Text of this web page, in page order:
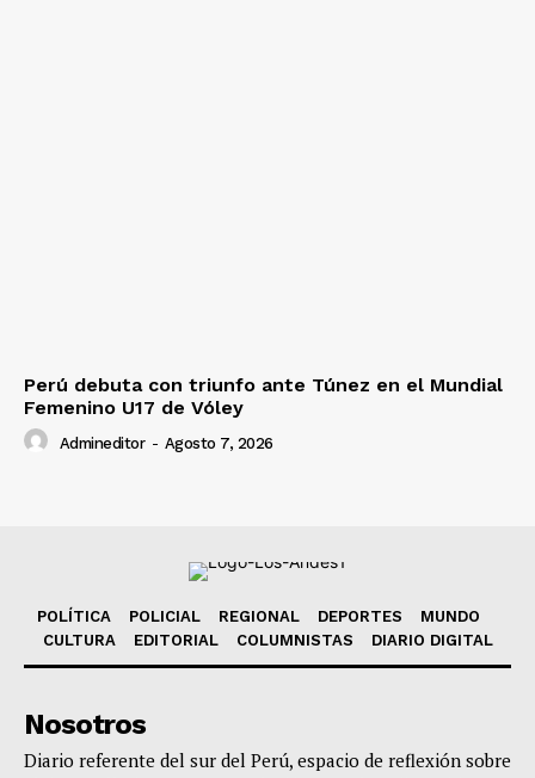
Perú debuta con triunfo ante Túnez en el Mundial
Femenino U17 de Vóley
Admineditor - Agosto 7, 2026
POLÍTICA POLICIAL REGIONAL DEPORTES
MUNDO
CULTURA
EDITORIAL COLUMNISTAS DIARIO DIGITAL
Nosotros
Diario referente del sur del Perú, espacio de reflexión sobre